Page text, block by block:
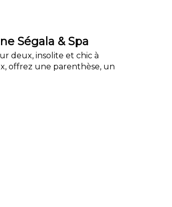
Ségala & Spa
deux, insolite et chic à
offrez une parenthèse, un